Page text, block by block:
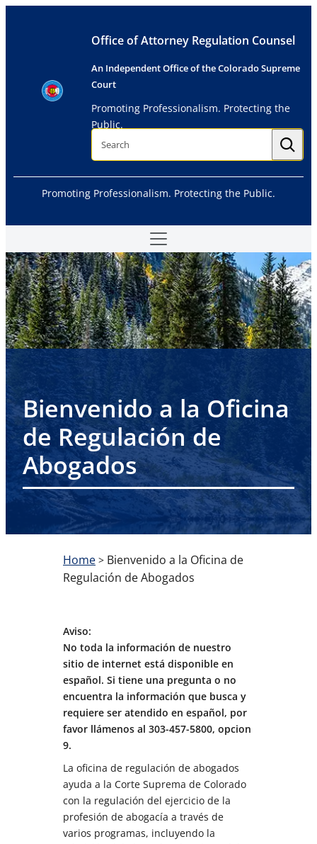
Office of Attorney Regulation Counsel
An Independent Office of the Colorado Supreme
Court
Promoting Professionalism. Protecting the
Public.
S
r
h
Promoting Professionalism. Protecting the Public.
Bienvenido a la Oficina
de Regulación de
Abogados
Home > Bienvenido a la Oficina de
Regulación de Abogados
Aviso:
No toda la información de nuestro
sitio de internet está disponible en
español. Si tiene una pregunta o no
encuentra la información que busca y
requiere ser atendido en español, por
favor llámenos al 303-457-5800, opcion
9.
La oficina de regulación de abogados
ayuda a la Corte Suprema de Colorado
con la regulación del ejercicio de la
profesión de abogacía a través de
varios programas, incluyendo la